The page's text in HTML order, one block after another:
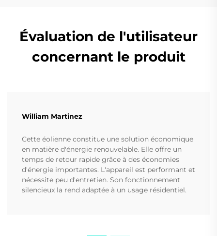
Évaluation de l'utilisateur
concernant le produit
William Martinez
Cette éolienne constitue une solution économique
en matière d'énergie renouvelable. Elle offre un
temps de retour rapide grâce à des économies
d'énergie importantes. L'appareil est performant et
nécessite peu d'entretien. Son fonctionnement
silencieux la rend adaptée à un usage résidentiel.